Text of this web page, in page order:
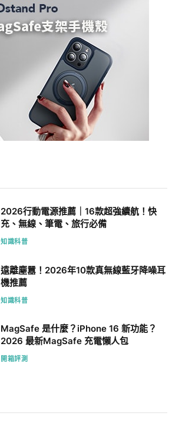
2026行動電源推薦｜16款超強續航！快
充、無線、筆電、旅行必備
知識科普
遠離塵囂！2026年10款真無線藍牙降噪耳
機推薦
知識科普
MagSafe 是什麼？iPhone 16 新功能？
2026 最新MagSafe 充電懶人包
開箱評測